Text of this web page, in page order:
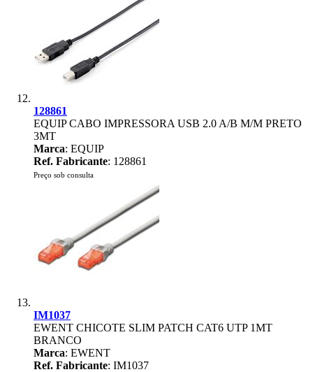
128861
EQUIP CABO IMPRESSORA USB 2.0 A/B M/M PRETO
3MT
Marca: EQUIP
Ref. Fabricante: 128861
Preço sob consulta
IM1037
EWENT CHICOTE SLIM PATCH CAT6 UTP 1MT
BRANCO
Marca: EWENT
Ref. Fabricante: IM1037